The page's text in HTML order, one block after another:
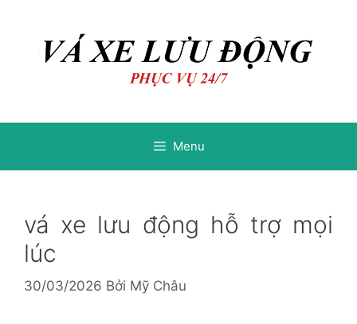
Menu
vá xe lưu động hỗ trợ mọi
lúc
30/03/2026 Bởi Mỹ Châu